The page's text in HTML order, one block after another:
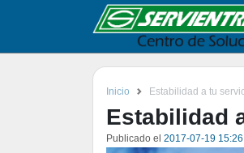
Inicio Estabilidad a tu
Estabilidad
Publicado el 2017-07-19